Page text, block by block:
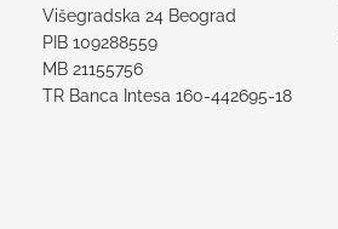
Višegradska 24 Beograd
PIB 109288559
MB 21155756
TR Banca Intesa 160-442695-18